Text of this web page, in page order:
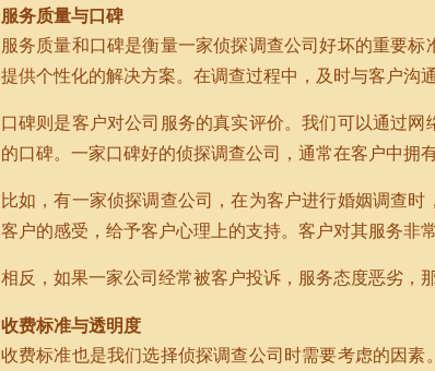
服务质量与口碑
服务质量和口碑是衡量一家侦探调查公司好坏的重要
提供个性化的解决方案。在调查过程中，及时与客户沟
口碑则是客户对公司服务的真实评价。我们可以通过
的口碑。一家口碑好的侦探调查公司，通常在客户中拥
比如，有一家侦探调查公司，在为客户进行婚姻调查
客户的感受，给予客户心理上的支持。客户对其服务非
相反，如果一家公司经常被客户投诉，服务态度恶劣，
收费标准与透明度
收费标准也是我们选择侦探调查公司时需要考虑的因